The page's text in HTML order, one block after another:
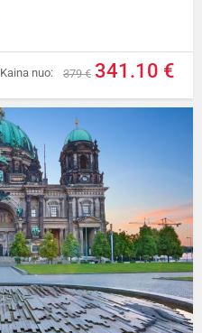
Kaina nuo: 379 € 341.10 €